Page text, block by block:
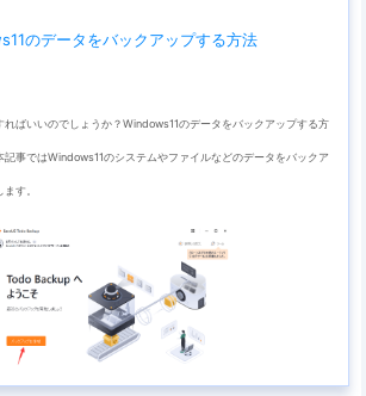
のデータをバックアップする方法
ればいいのでしょうか？Windows11のデータをバックアップする方
事ではWindows11のシステムやファイルなどのデータをバックア
す。